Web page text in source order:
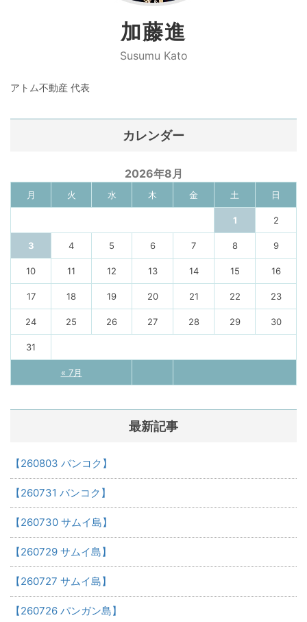
加藤進
Susumu Kato
アトム不動産 代表
カレンダー
2026年8月
月 火 水 木 金 土 日
« 7月
1 2
3 4 5 6 7 8 9
10 11 12 13 14 15 16
17 18 19 20 21 22 23
24 25 26 27 28 29 30
31
最新記事
【260803 バンコク】
【260731 バンコク】
【260730 サムイ島】
【260729 サムイ島】
【260727 サムイ島】
【260726 パンガン島】